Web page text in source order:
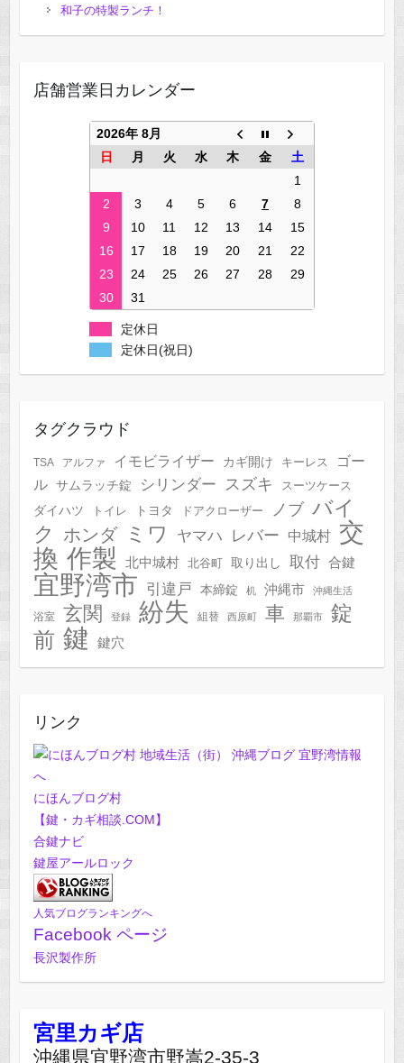
和子の特製ランチ！
店舗営業日カレンダー
2026年 8月
日
月 火 水 木 金
土
1
2
3 4 5 6 7
8
9
10 11 12 13 14
15
16
17 18 19 20 21
22
23
24 25 26 27 28
29
30
31
定休日
定休日(祝日)
タグクラウド
TSA アルファ イモビライザー カギ開け キーレス
ゴー
ル サムラッチ錠 シリンダー スズキ
スーツケース
ダイハツ
トイレ トヨタ ドアクローザー ノブ バイ
ク
ホンダ ミワ ヤマハ レバー 中城村 交
換 作製 北中城村 北谷町 取り出し 取付 合鍵
宜野湾市 引違戸 本締錠 机 沖縄市 沖縄生活
浴室 玄関 登録 紛失 組替 西原町 車 那覇市
錠
前 鍵 鍵穴
リンク
にほんブログ村
【鍵・カギ相談.COM】
合鍵ナビ
鍵屋アールロック
人気ブログランキングへ
Facebook ページ
長沢製作所
宮里カギ店
沖縄県宜野湾市野嵩2-35-3